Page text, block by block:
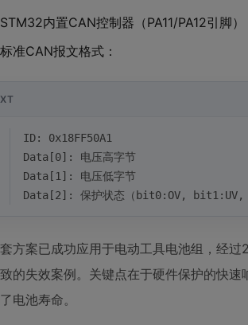
内置CAN控制器（PA11/PA12引脚）
准CAN报文格式：
ID: 0x18FF50A1
Data[0]: 电压高字节
Data[1]: 电压低字节
Data[2]: 保护状态（bit0:OV, bit1:UV,
方案已成功应用于电动工具电池组，经
的失效案例。关键点在于硬件保护的快
电池寿命。